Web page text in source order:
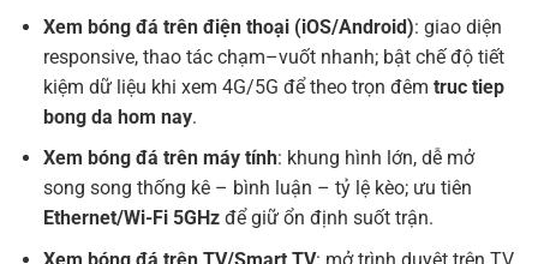
Xem bóng đá trên điện thoại (iOS/Android): giao diện
responsive, thao tác chạm–vuốt nhanh; bật chế độ tiết
kiệm dữ liệu khi xem 4G/5G để theo trọn đêm truc tiep
bong da hom nay.
Xem bóng đá trên máy tính: khung hình lớn, dễ mở
song song thống kê – bình luận – tỷ lệ kèo; ưu tiên
Ethernet/Wi-Fi 5GHzđể giữ ổn định suốt trận.